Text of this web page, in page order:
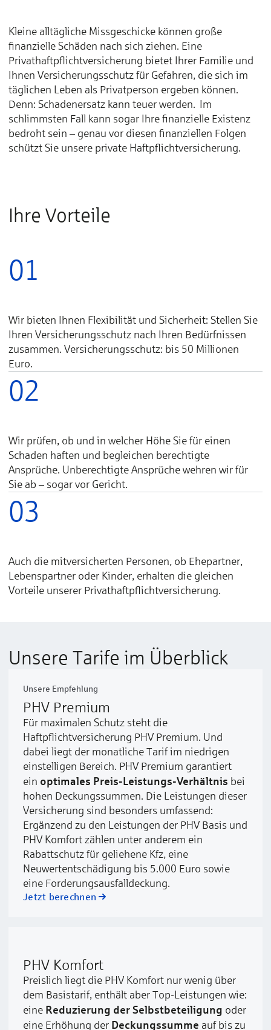
Kleine alltägliche Missgeschicke können große
finanzielle Schäden nach sich ziehen. Eine
Privathaftpflichtversicherung bietet Ihrer Familie und
Ihnen Versicherungsschutz für Gefahren, die sich im
täglichen Leben als Privatperson ergeben können.
Denn: Schadenersatz kann teuer werden. Im
schlimmsten Fall kann sogar Ihre finanzielle Existenz
bedroht sein – genau vor diesen finanziellen Folgen
schützt Sie unsere private Haftpflichtversicherung.
Ihre Vorteile
01
Wir bieten Ihnen Flexibilität und Sicherheit: Stellen Sie
Ihren Versicherungsschutz nach Ihren Bedürfnissen
zusammen. Versicherungsschutz: bis 50 Millionen
Euro.
02
Wir prüfen, ob und in welcher Höhe Sie für einen
Schaden haften und begleichen berechtigte
Ansprüche. Unberechtigte Ansprüche wehren wir für
Sie ab – sogar vor Gericht.
03
Auch die mitversicherten Personen, ob Ehepartner,
Lebenspartner oder Kinder, erhalten die gleichen
Vorteile unserer Privathaft­pflicht­versicherung.
Unsere Tarife im Überblick
Unsere Empfehlung
PHV Premium
Für maximalen Schutz steht die
Haftpflichtversicherung PHV Premium. Und
dabei liegt der monatliche Tarif im niedrigen
einstelligen Bereich. PHV Premium garantiert
ein optimales Preis-Leistungs-Verhältnis bei
hohen Deckungssummen. Die Leistungen dieser
Versicherung sind besonders umfassend:
Ergänzend zu den Leistungen der PHV Basis und
PHV Komfort zählen unter anderem ein
Rabattschutz für geliehene Kfz, eine
Neuwertentschädigung bis 5.000 Euro sowie
eine Forderungsausfalldeckung.
Jetzt berechnen
PHV Komfort
Preislich liegt die PHV Komfort nur wenig über
dem Basistarif, enthält aber Top-Leistungen wie:
eine Reduzierung der Selbstbeteiligung oder
eine Erhöhung der Deckungssumme auf bis zu